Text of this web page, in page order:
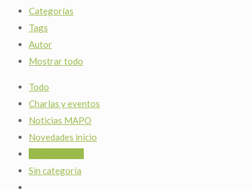
Categorías
Tags
Autor
Mostrar todo
Todo
Charlas y eventos
Noticias MAPO
Novedades inicio
Sin categoría